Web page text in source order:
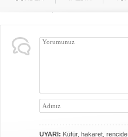
UYARI: Küfür, hakaret,